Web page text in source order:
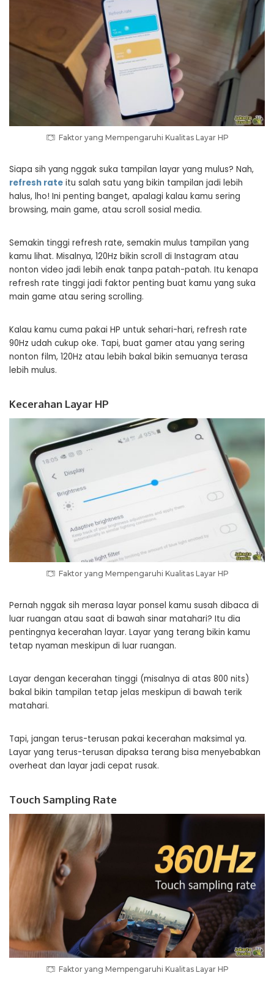
Faktor yang Mempengaruhi Kualitas Layar HP
Siapa sih yang nggak suka tampilan layar yang mulus? Nah,
refresh rate itu salah satu yang bikin tampilan jadi lebih
halus, lho! Ini penting banget, apalagi kalau kamu sering
browsing, main game, atau scroll sosial media.
Semakin tinggi refresh rate, semakin mulus tampilan yang
kamu lihat. Misalnya, 120Hz bikin scroll di Instagram atau
nonton video jadi lebih enak tanpa patah-patah. Itu kenapa
refresh rate tinggi jadi faktor penting buat kamu yang suka
main game atau sering scrolling.
Kalau kamu cuma pakai HP untuk sehari-hari, refresh rate
90Hz udah cukup oke. Tapi, buat gamer atau yang sering
nonton film, 120Hz atau lebih bakal bikin semuanya terasa
lebih mulus.
Kecerahan Layar HP
Faktor yang Mempengaruhi Kualitas Layar HP
Pernah nggak sih merasa layar ponsel kamu susah dibaca di
luar ruangan atau saat di bawah sinar matahari? Itu dia
pentingnya kecerahan layar. Layar yang terang bikin kamu
tetap nyaman meskipun di luar ruangan.
Layar dengan kecerahan tinggi (misalnya di atas 800 nits)
bakal bikin tampilan tetap jelas meskipun di bawah terik
matahari.
Tapi, jangan terus-terusan pakai kecerahan maksimal ya.
Layar yang terus-terusan dipaksa terang bisa menyebabkan
overheat dan layar jadi cepat rusak.
Touch Sampling Rate
Faktor yang Mempengaruhi Kualitas Layar HP